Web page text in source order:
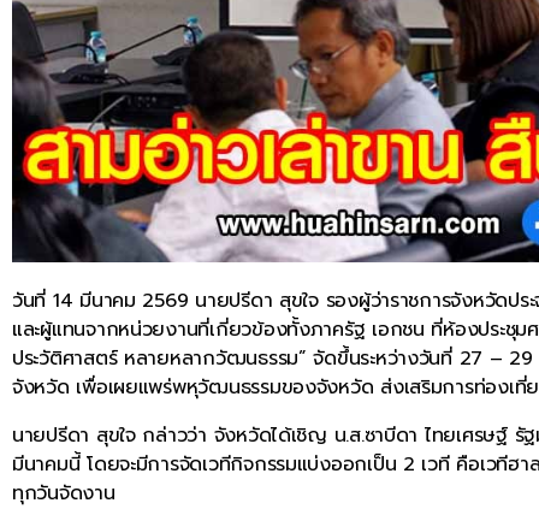
วันที่ 14 มีนาคม 2569 นายปรีดา สุขใจ รองผู้ว่าราชการจังหวัดป
และผู้แทนจากหน่วยงานที่เกี่ยวข้องทั้งภาครัฐ เอกชน ที่ห้องประชุ
ประวัติศาสตร์ หลายหลากวัฒนธรรม” จัดขึ้นระหว่างวันที่ 27 –
จังหวัด เพื่อเผยแพร่พหุวัฒนธรรมของจังหวัด ส่งเสริมการท่องเที่
นายปรีดา สุขใจ กล่าวว่า จังหวัดได้เชิญ น.ส.ซาบีดา ไทยเศรษฐ์ รั
มีนาคมนี้ โดยจะมีการจัดเวทีกิจกรรมแบ่งออกเป็น 2 เวที คือเวที
ทุกวันจัดงาน